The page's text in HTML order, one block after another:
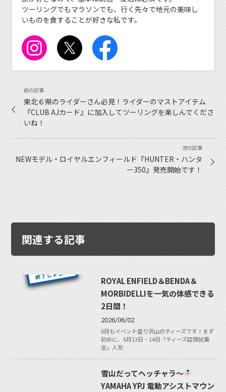
ツーリングでもマラソンでも、行く先々で地元の美味し
いものを食することが好きな私です。
東北６県のライダーさん必見！ライダーのマストアイテム
『CLUB AJカード』に加入してツーリングを楽しんでくださ
いね！
NEWモデル・ロイヤルエンフィールド『HUNTER・ハンタ
ー350』発売開始です！
関連する記事
ROYAL ENFIELD＆BENDA＆
MORBIDELLIを一気の体感できる
2日間！
2026/06/02
6月もイベント盛り沢山のティーズです！まず
初めに、6月13日・14日「ティーズ店頭試乗
会」人気…
雪山だってヘッチャラ〜
YAMAHA YPJ 電動アシストマウン